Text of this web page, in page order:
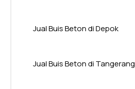
Jual Buis Beton di Depok
Jual Buis Beton di Tangerang